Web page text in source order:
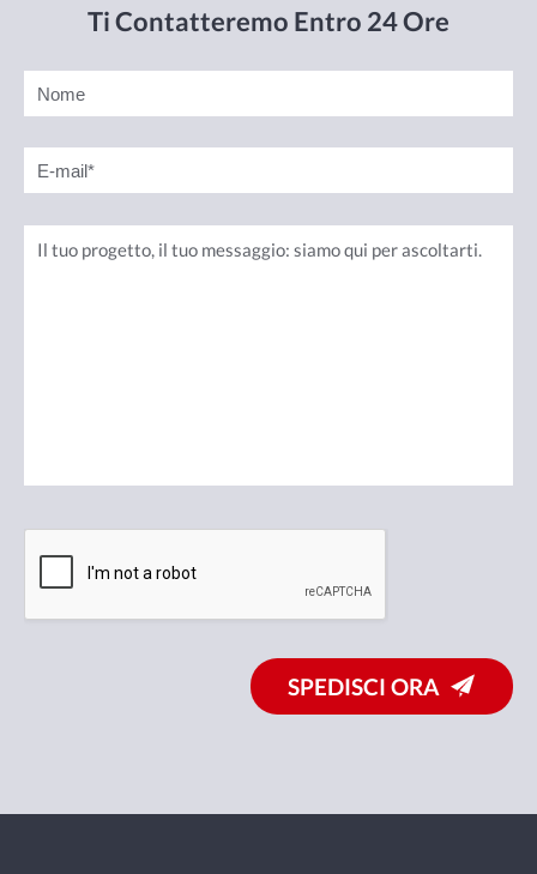
Ti Contatteremo Entro 24 Ore
SPEDISCI ORA